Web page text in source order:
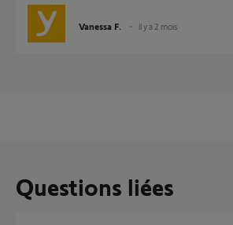
Vanessa F. il y a 2 mois
Questions liées